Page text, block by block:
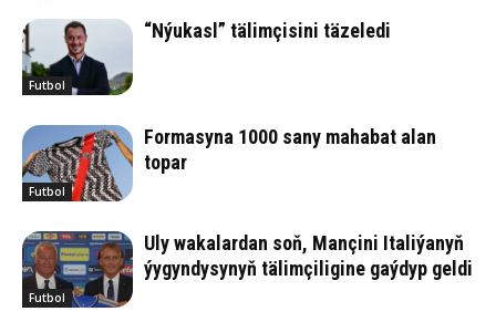
Futbol
“Nýukasl” tälimçisini täzeledi
Futbol
Formasyna 1000 sany mahabat alan
topar
Futbol
Uly wakalardan soň, Mançini Italiýanyň
ýygyndysynyň tälimçiligine gaýdyp geldi